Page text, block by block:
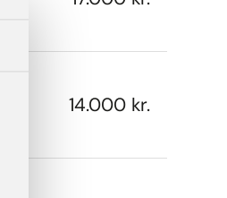
14.000 kr.